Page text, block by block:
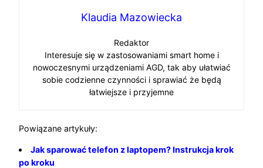
Klaudia Mazowiecka
Redaktor
Interesuje się w zastosowaniami smart home i
nowoczesnymi urządzeniami AGD, tak aby ułatwiać
sobie codzienne czynności i sprawiać że będą
łatwiejsze i przyjemne
Powiązane artykuły:
Jak sparować telefon z laptopem? Instrukcja krok
po kroku